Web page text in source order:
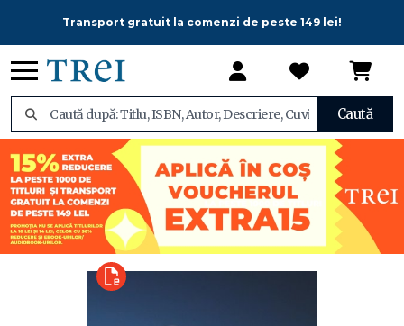
Transport gratuit la comenzi de peste 149 lei!
Caută